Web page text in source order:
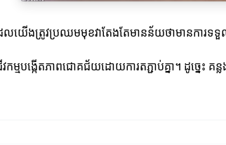
យើងត្រូវប្រឈមមុខវាតែងតែមានន័យថាមានការទ
ម្មបង្កើតភាពជោគជ័យដោយការតភ្ជាប់គ្នា។ ដូច្នេ